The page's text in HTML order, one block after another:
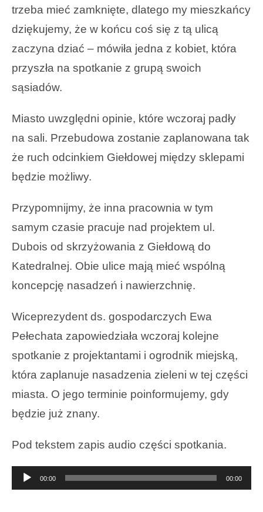
trzeba mieć zamknięte, dlatego my mieszkańcy
dziękujemy, że w końcu coś się z tą ulicą
zaczyna dziać – mówiła jedna z kobiet, która
przyszła na spotkanie z grupą swoich
sąsiadów.
Miasto uwzględni opinie, które wczoraj padły
na sali. Przebudowa zostanie zaplanowana tak
że ruch odcinkiem Giełdowej między sklepami
będzie możliwy.
Przypomnijmy, że inna pracownia w tym
samym czasie pracuje nad projektem ul.
Dubois od skrzyżowania z Giełdową do
Katedralnej. Obie ulice mają mieć wspólną
koncepcję nasadzeń i nawierzchnię.
Wiceprezydent ds. gospodarczych Ewa
Pełechata zapowiedziała wczoraj kolejne
spotkanie z projektantami i ogrodnik miejską,
która zaplanuje nasadzenia zieleni w tej części
miasta. O jego terminie poinformujemy, gdy
będzie już znany.
Pod tekstem zapis audio części spotkania.
Odtwarzacz
00:00 00:00